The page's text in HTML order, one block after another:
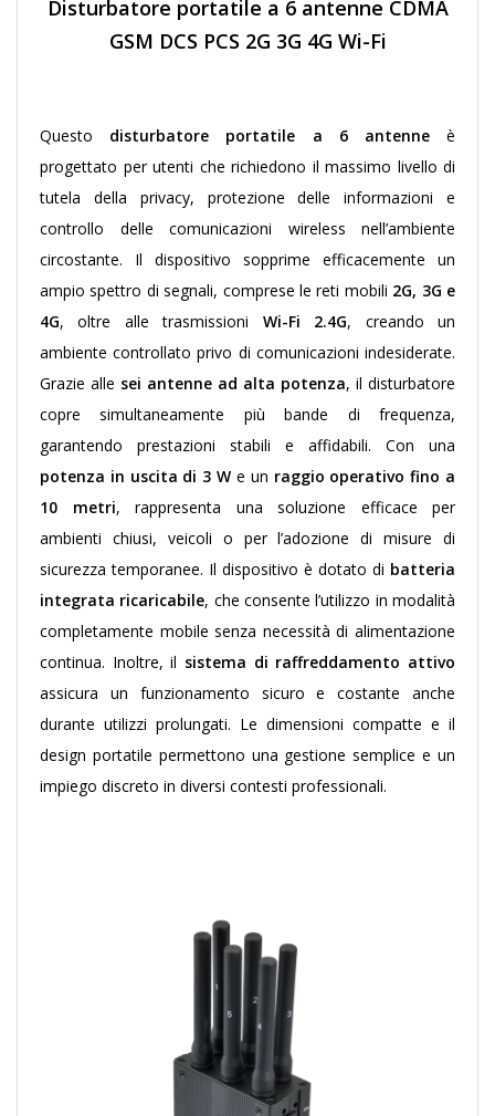
Disturbatore portatile a 6 antenne CDMA
GSM DCS PCS 2G 3G 4G Wi-Fi
Questo disturbatore portatile a 6 antenneè
progettato per utenti che richiedono il massimo livello di
tutela della privacy, protezione delle informazioni e
controllo delle comunicazioni wireless nell’ambiente
circostante. Il dispositivo sopprime efficacemente un
ampio spettro di segnali, comprese le reti mobili 2G, 3G e
4G, oltre alle trasmissioni Wi-Fi 2.4G, creando un
ambiente controllato privo di comunicazioni indesiderate.
Grazie alle sei antenne ad alta potenza, il disturbatore
copre simultaneamente più bande di frequenza,
garantendo prestazioni stabili e affidabili. Con una
potenza in uscita di 3 W e un raggio operativo fino a
10 metri, rappresenta una soluzione efficace per
ambienti chiusi, veicoli o per l’adozione di misure di
sicurezza temporanee. Il dispositivo è dotato di batteria
integrata ricaricabile, che consente l’utilizzo in modalità
completamente mobile senza necessità di alimentazione
continua. Inoltre, il sistema di raffreddamento attivo
assicura un funzionamento sicuro e costante anche
durante utilizzi prolungati. Le dimensioni compatte e il
design portatile permettono una gestione semplice e un
impiego discreto in diversi contesti professionali.